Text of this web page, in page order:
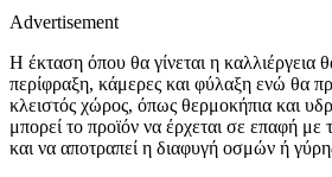
Advertisement
Η έκταση όπου θα γίνεται η καλλιέργεια
περίφραξη, κάμερες και φύλαξη ενώ θα
κλειστός χώρος, όπως θερμοκήπια και
μπορεί το προϊόν να έρχεται σε επαφή με
και να αποτραπεί η διαφυγή οσμών ή